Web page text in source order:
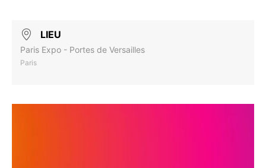
LIEU
Paris Expo - Portes de Versailles
Paris